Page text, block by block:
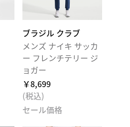
ブラジル クラブ
メンズ ナイキ サッカ
ー フレンチテリー ジ
ョガー
￥8,699
(税込)
セール価格